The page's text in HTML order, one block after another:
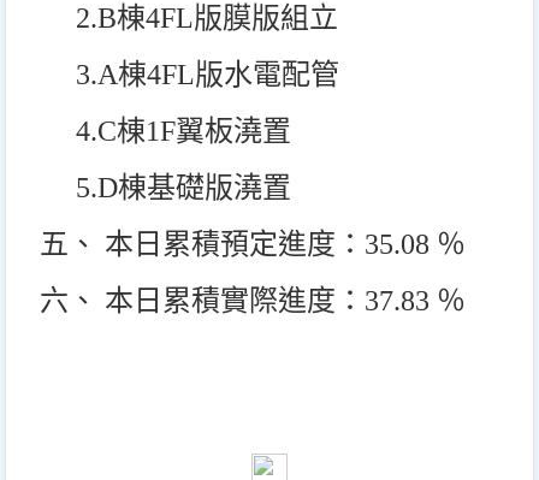
2.B棟4FL版膜版組立
3.A棟4FL版水電配管
4.C棟1F翼板澆置
5.D棟基礎版澆置
五、 本日累積預定進度：35.08 ％
六、 本日累積實際進度：37.83 ％